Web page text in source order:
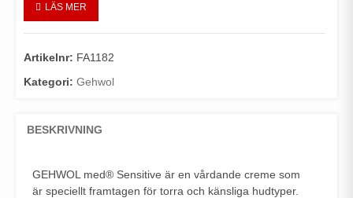
LÄS MER
Artikelnr: FA1182
Kategori: Gehwol
BESKRIVNING
GEHWOL med® Sensitive är en vårdande creme som
är speciellt framtagen för torra och känsliga hudtyper.